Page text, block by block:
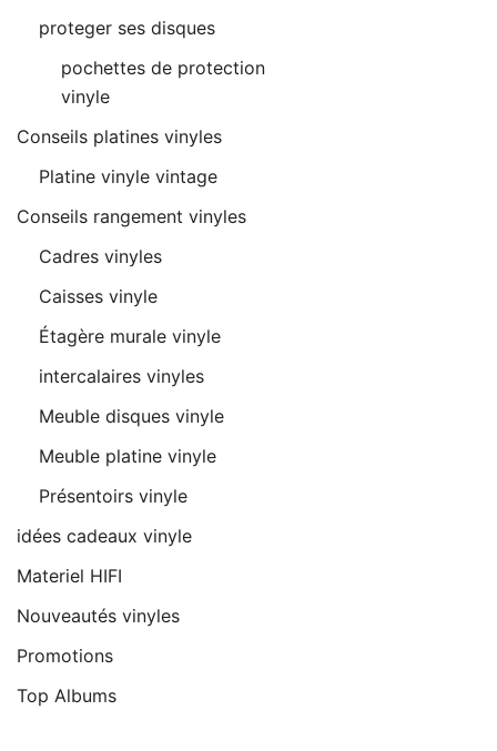
proteger ses disques
pochettes de protection
vinyle
Conseils platines vinyles
Platine vinyle vintage
Conseils rangement vinyles
Cadres vinyles
Caisses vinyle
Étagère murale vinyle
intercalaires vinyles
Meuble disques vinyle
Meuble platine vinyle
Présentoirs vinyle
idées cadeaux vinyle
Materiel HIFI
Nouveautés vinyles
Promotions
Top Albums